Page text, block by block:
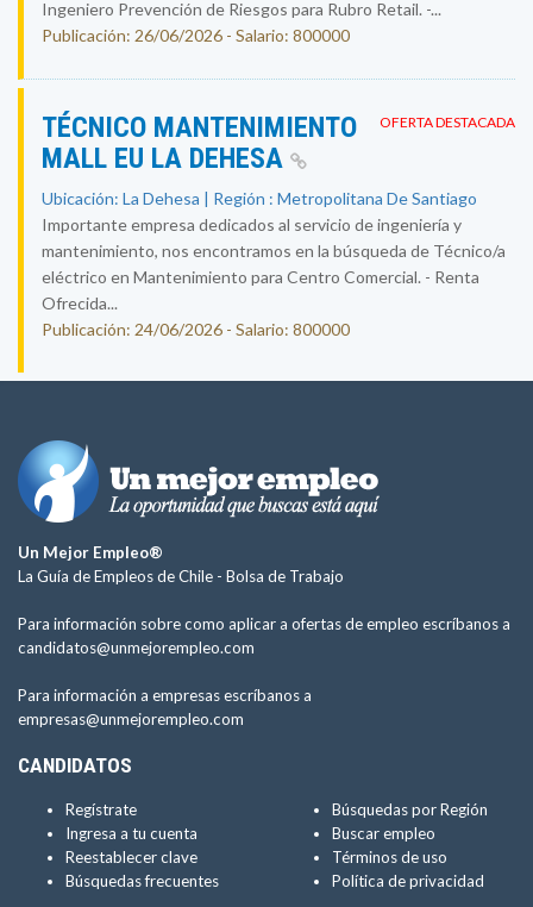
Ingeniero Prevención de Riesgos para Rubro Retail. -...
Publicación: 26/06/2026 - Salario: 800000
OFERTA DESTACADA
TÉCNICO MANTENIMIENTO
MALL EU LA DEHESA
Ubicación: La Dehesa | Región : Metropolitana De Santiago
Importante empresa dedicados al servicio de ingeniería y
mantenimiento, nos encontramos en la búsqueda de Técnico/a
eléctrico en Mantenimiento para Centro Comercial. - Renta
Ofrecida...
Publicación: 24/06/2026 - Salario: 800000
Un Mejor Empleo®
La Guía de Empleos de Chile - Bolsa de Trabajo
Para información sobre como aplicar a ofertas de empleo escríbanos a
candidatos@unmejorempleo.com
Para información a empresas escríbanos a
empresas@unmejorempleo.com
CANDIDATOS
Regístrate
Ingresa a tu cuenta
Reestablecer clave
Búsquedas frecuentes
Búsquedas por Región
Buscar empleo
Términos de uso
Política de privacidad